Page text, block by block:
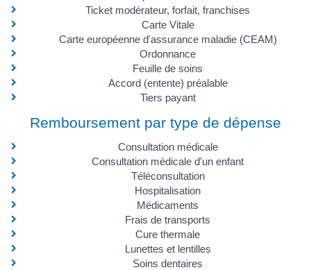
Ticket modérateur, forfait, franchises
Carte Vitale
Carte européenne d'assurance maladie (CEAM)
Ordonnance
Feuille de soins
Accord (entente) préalable
Tiers payant
Remboursement par type de dépense
Consultation médicale
Consultation médicale d'un enfant
Téléconsultation
Hospitalisation
Médicaments
Frais de transports
Cure thermale
Lunettes et lentilles
Soins dentaires